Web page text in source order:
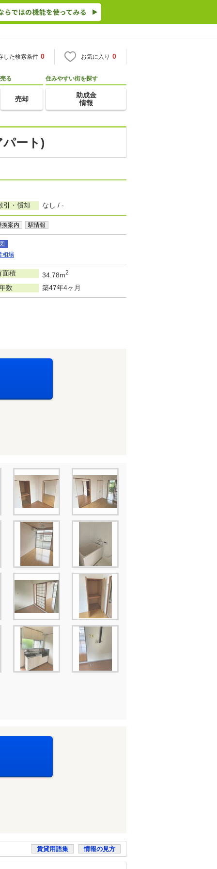
した検索条件 0 お気に入り 0
売る
売却
住みやすい街を探す
助成金
情報
ート)
引・償却 なし / -
換案内 駅情報
相場
面積 34.78m2
数 築47年4ヶ月
賃貸用語集 情報の見方